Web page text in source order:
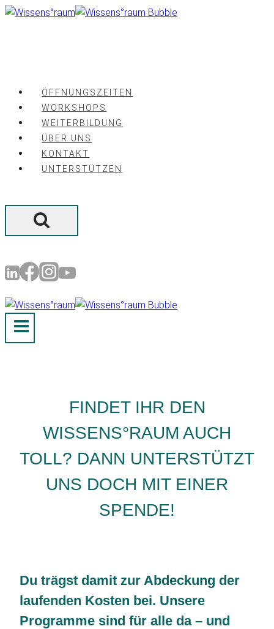
Zum
ÖFFNUNGSZEITEN
WORKSHOPS
WEITERBILDUNG
ÜBER UNS
KONTAKT
UNTERSTÜTZEN
FINDET IHR DEN
WISSENS°RAUM AUCH
TOLL? DANN UNTERSTÜTZT
UNS DOCH MIT EINER
SPENDE!
Du trägst damit zur Abdeckung der
laufenden Kosten bei. Unsere
Programme sind für alle da – und